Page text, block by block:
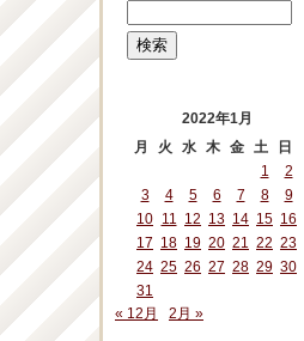
2022年1月
月
火 水 木 金 土
日
1
2
3
4 5 6 7 8
9
10 11 12 13 14 15 16
17 18 19 20 21 22 23
24 25 26 27 28 29 30
31
« 12月
2月 »